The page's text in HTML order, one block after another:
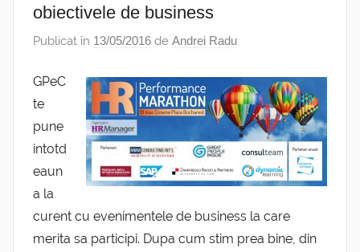
obiectivele de business
Publicat în 13/05/2016 de Andrei Radu
GPeC
te
pune
intotd
eaun
a la
curent cu evenimentele de business la care
merita sa participi. Dupa cum stim prea bine, din